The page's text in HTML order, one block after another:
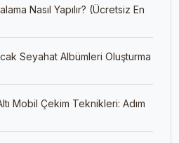
Nasıl Yapılır? (Ücretsiz En
Seyahat Albümleri Oluşturma
Mobil Çekim Teknikleri: Adım